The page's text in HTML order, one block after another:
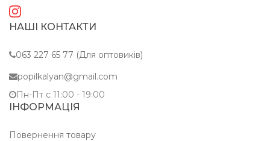
НАШІ КОНТАКТИ
063 227 65 77 (Для оптовиків)
popilkalyan@gmail.com
Пн-Пт c 11:00 - 19:00
ІНФОРМАЦІЯ
Повернення товару